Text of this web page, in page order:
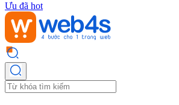
Ưu đã hot